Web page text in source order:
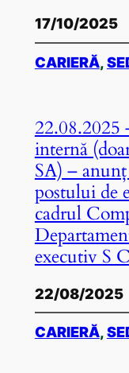
17/10/2025
CARIERĂ,
22.08.2025
internă
SA) –
postului de
cadrul
executiv S
22/08/2025
CARIERĂ,